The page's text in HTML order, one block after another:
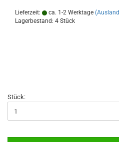
Lieferzeit: ca. 1-2 Werktage
Lagerbestand: 4 Stück
Stück: